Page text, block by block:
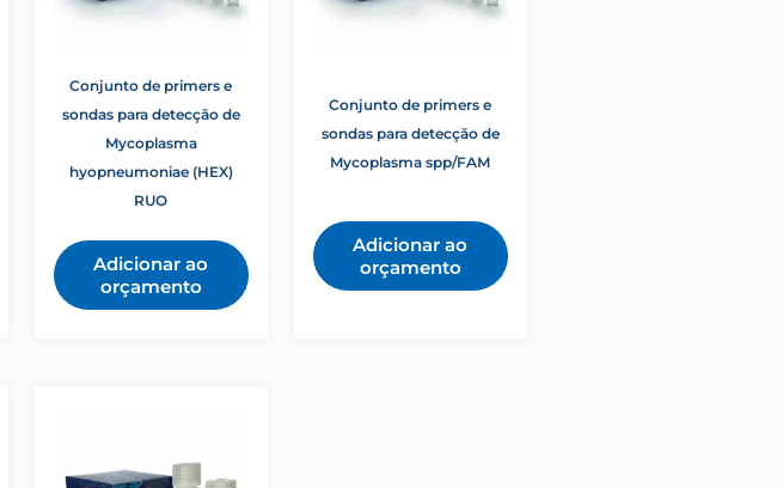
Conjunto de primers e
sondas para detecção de
Mycoplasma
hyopneumoniae (HEX)
RUO
Adicionar ao
orçamento
Conjunto de primers e
sondas para detecção de
Mycoplasma spp/FAM
Adicionar ao
orçamento